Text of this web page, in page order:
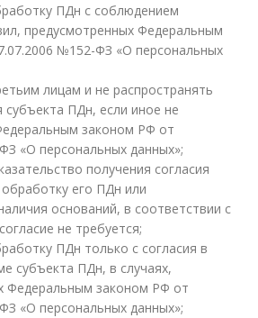
ПДн с соблюдением
предусмотренных Федеральным
№152-ФЗ «О персональных
лицам и не распространять
субъекта ПДн, если иное не
законом РФ от
«О персональных данных»;
получения согласия
его ПДн или
оснований, в соответствии с
не требуется;
ПДн только с согласия в
субъекта ПДн, в случаях,
Федеральным законом РФ от
«О персональных данных»;